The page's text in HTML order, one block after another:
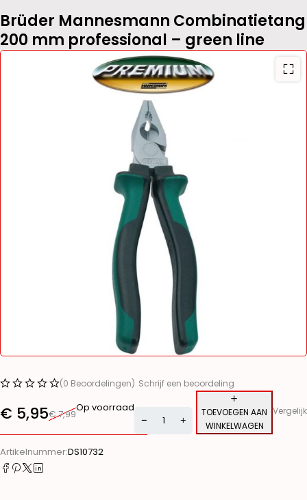
Brüder Mannesmann Combinatietang
200 mm professional – green line
(0 Beoordelingen) Schrijf een beoordeling
€7,99
€ 5,95 Op voorraad
TOEVOEGEN AAN
WINKELWAGEN
Alternative:
Vergelijk
Artikelnummer:DS10732